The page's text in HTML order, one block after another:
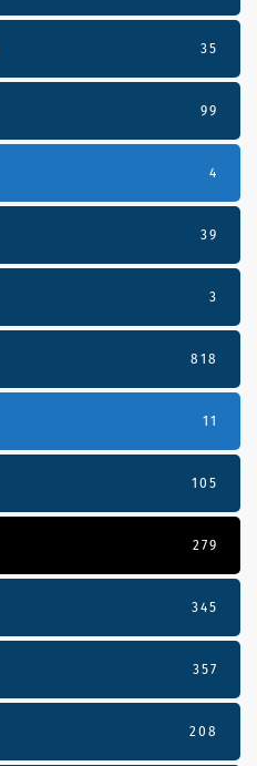
35
99
4
39
3
818
11
105
279
345
357
208